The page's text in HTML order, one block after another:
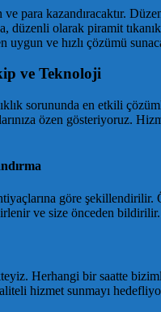
para kazandıracaktır.
düzenli olarak piramit
ve hızlı çözümü
ve Teknoloji
sorununda en etkili
özen
göre şekillendirilir.
ve size önceden
Herhangi bir saatte
hizmet sunmayı